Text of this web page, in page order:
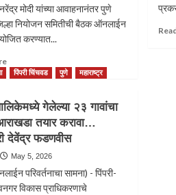
माथेफिरूने
तरुणीवर
आणि
मित्रावर
असिड
मोदी यांच्या आवाहनानंतर पुणे
नियोजन समितीची बैठक ऑनलाईन
करण्यात...
Read
more
पुणे
जिल्ह्याच्या
सर्वांगीण
विकासाला
सन
२०२६-२७
या
आर्थिक
पिंपरी चिंचवड पुणे महाराष्ट्र
गेलेल्या २३ गावांचा
तयार करावा…
देवेंद्र फडणवीस
May 5, 2026
परिवर्तनाचा सामना) - पिंपरी-
विकास प्राधिकरणाचे